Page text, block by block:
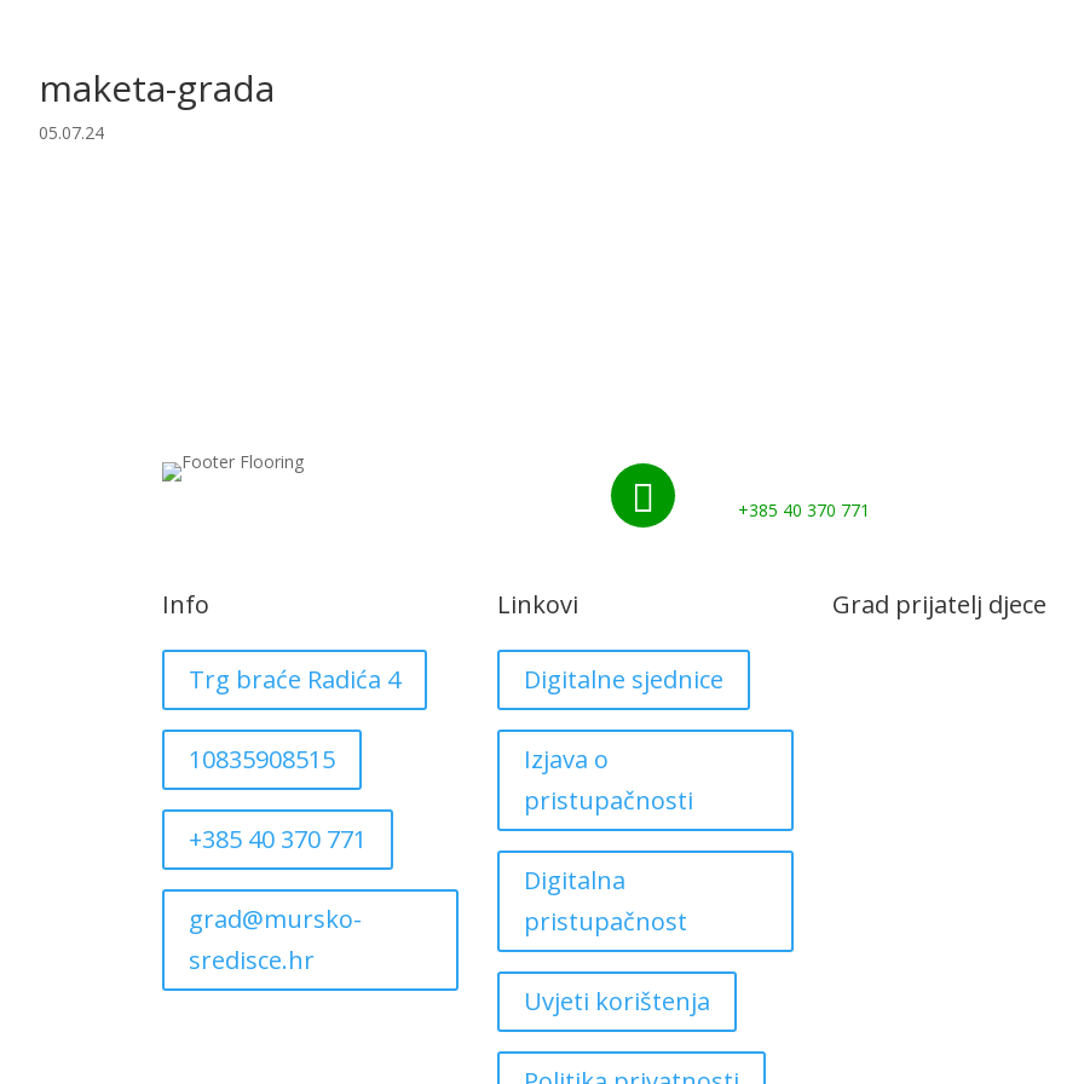
maketa-grada
05.07.24
 +385 40 370 771
Info
Trg braće Radića 4
10835908515
+385 40 370 771
grad@mursko-
sredisce.hr
Linkovi
Digitalne sjednice
Izjava o
pristupačnosti
Digitalna
pristupačnost
Uvjeti korištenja
Grad prijatelj djece